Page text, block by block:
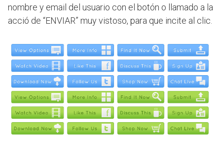
nombre y email del usuario con el botón o llamado a la
acció de “ENVIAR” muy vistoso, para que incite al clic.